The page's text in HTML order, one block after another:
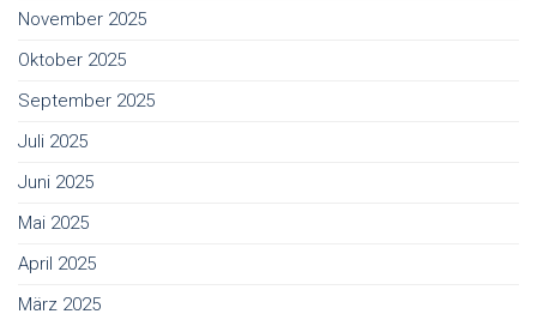
November 2025
Oktober 2025
September 2025
Juli 2025
Juni 2025
Mai 2025
April 2025
März 2025